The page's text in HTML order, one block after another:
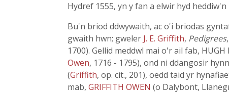
Hydref 1555, yn y fan a elwir hyd
Bu'n briod ddwywaith, ac o'i briodas
gwaith hwn; gweler J. E. Griffith, Pedigrees
1700). Gellid meddwl mai o'r ail fab,
Owen, 1716 - 1795), ond ni ddangosir
(Griffith, op. cit., 201), oedd taid yr
mab, GRIFFITH OWEN (o Dalybont,